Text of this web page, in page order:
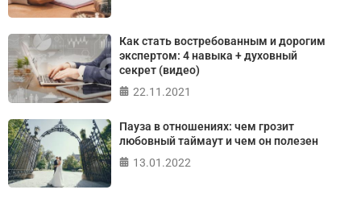
Как стать востребованным и дорогим
экспертом: 4 навыка + духовный
секрет (видео)
22.11.2021
Пауза в отношениях: чем грозит
любовный таймаут и чем он полезен
13.01.2022